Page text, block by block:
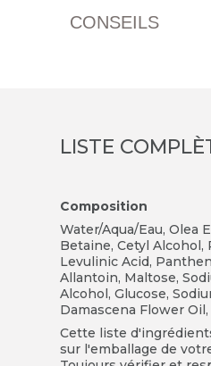
CONSEILS
LISTE
Composition
Water/Aqua/Eau, Olea
Betaine, Cetyl Alcohol,
Levulinic Acid,
Allantoin, Maltose,
Alcohol, Glucose,
Damascena Flower
Cette liste
sur l'emballage de